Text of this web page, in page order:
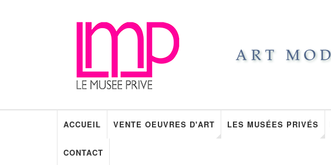
ACCUEIL VENTE OEUVRES D'ART LES MUSÉES PRIVÉS
CONTACT